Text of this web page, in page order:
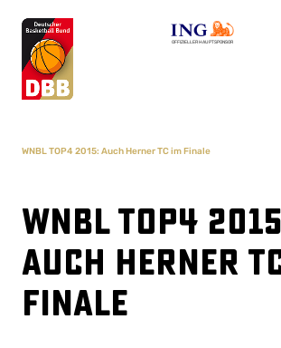
OFFIZIELLER HAUPTSPONSOR
WNBL TOP4 2015: Auch Herner TC im Finale
WNBL TOP4
Auch Herner
Finale